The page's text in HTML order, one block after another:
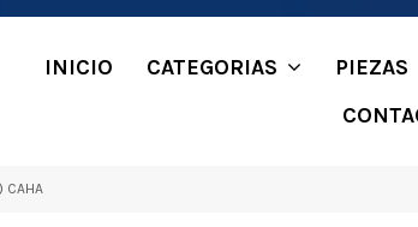
INICIO CATEGORIAS PIEZAS
CAHA